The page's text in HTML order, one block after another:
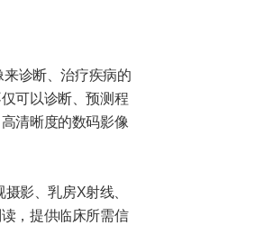
诊断、治疗疾病的
可以诊断、预测程
清晰度的数码影像
影、乳房X射线、
，提供临床所需信